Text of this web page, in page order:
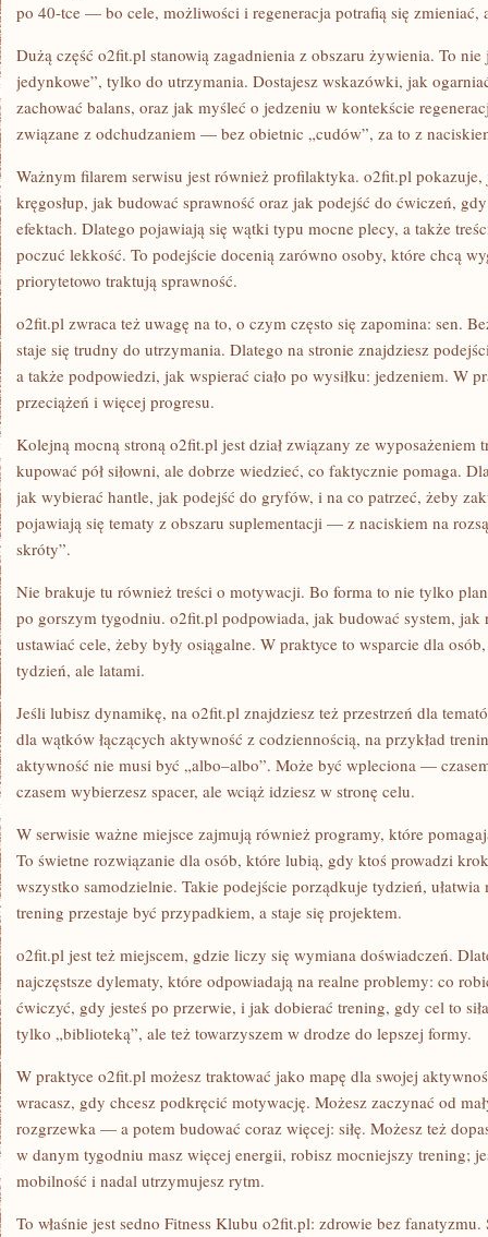
po 40-tce — bo cele, możliwości i regeneracja potrafią się zmieniać,
Dużą część o2fit.pl stanowią zagadnienia z obszaru żywienia. To nie
jedynkowe”, tylko do utrzymania. Dostajesz wskazówki, jak
zachować balans, oraz jak myśleć o jedzeniu w kontekście
związane z odchudzaniem — bez obietnic „cudów”, za to z
Ważnym filarem serwisu jest również profilaktyka. o2fit.pl
kręgosłup, jak budować sprawność oraz jak podejść do ćwiczeń,
efektach. Dlatego pojawiają się wątki typu mocne plecy, a także
poczuć lekkość. To podejście docenią zarówno osoby, które chcą
priorytetowo traktują sprawność.
o2fit.pl zwraca też uwagę na to, o czym często się zapomina: sen.
staje się trudny do utrzymania. Dlatego na stronie znajdziesz
a także podpowiedzi, jak wspierać ciało po wysiłku: jedzeniem. W
przeciążeń i więcej progresu.
Kolejną mocną stroną o2fit.pl jest dział związany ze
kupować pół siłowni, ale dobrze wiedzieć, co faktycznie pomaga.
jak wybierać hantle, jak podejść do gryfów, i na co patrzeć, żeby
pojawiają się tematy z obszaru suplementacji — z naciskiem na
skróty”.
Nie brakuje tu również treści o motywacji. Bo forma to nie tylko
po gorszym tygodniu. o2fit.pl podpowiada, jak budować system, jak
ustawiać cele, żeby były osiągalne. W praktyce to wsparcie dla
tydzień, ale latami.
Jeśli lubisz dynamikę, na o2fit.pl znajdziesz też przestrzeń dla
dla wątków łączących aktywność z codziennością, na przykład
aktywność nie musi być „albo–albo”. Może być wpleciona —
czasem wybierzesz spacer, ale wciąż idziesz w stronę celu.
W serwisie ważne miejsce zajmują również programy, które
To świetne rozwiązanie dla osób, które lubią, gdy ktoś prowadzi
wszystko samodzielnie. Takie podejście porządkuje tydzień,
trening przestaje być przypadkiem, a staje się projektem.
o2fit.pl jest też miejscem, gdzie liczy się wymiana doświadczeń.
najczęstsze dylematy, które odpowiadają na realne problemy: co
ćwiczyć, gdy jesteś po przerwie, i jak dobierać trening, gdy cel to
tylko „biblioteką”, ale też towarzyszem w drodze do lepszej formy.
W praktyce o2fit.pl możesz traktować jako mapę dla swojej
wracasz, gdy chcesz podkręcić motywację. Możesz zaczynać od
rozgrzewka — a potem budować coraz więcej: siłę. Możesz też
w danym tygodniu masz więcej energii, robisz mocniejszy trening;
mobilność i nadal utrzymujesz rytm.
To właśnie jest sedno Fitness Klubu o2fit.pl: zdrowie bez